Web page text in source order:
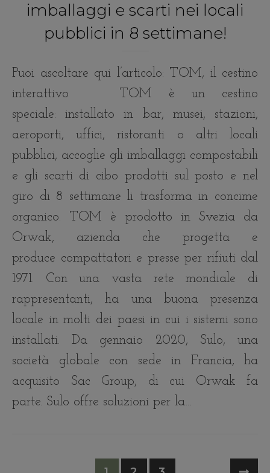
imballaggi e scarti nei locali
pubblici in 8 settimane!
Puoi ascoltare qui l’articolo: TOM, il cestino
interattivo TOM è un cestino
speciale: installato in bar, musei, stazioni,
aeroporti, uffici, ristoranti o altri locali
pubblici, accoglie gli imballaggi compostabili
e gli scarti di cibo prodotti sul posto e nel
giro di 8 settimane li trasforma in concime
organico. TOM è prodotto in Svezia da
Orwak, azienda che progetta e
produce compattatori e presse per rifiuti dal
1971. Con una vasta rete mondiale di
rappresentanti, ha una buona presenza
locale in molti dei paesi in cui i sistemi sono
installati. Da gennaio 2020, Sulo, una
società globale con sede in Francia, ha
acquisito Sac Group, di cui Orwak fa
parte. Sulo offre soluzioni per la…